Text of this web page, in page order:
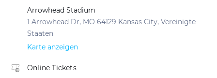
Arrowhead Stadium
1 Arrowhead Dr, MO 64129 Kansas City, Vereinigte
Staaten
Karte anzeigen
Online Tickets